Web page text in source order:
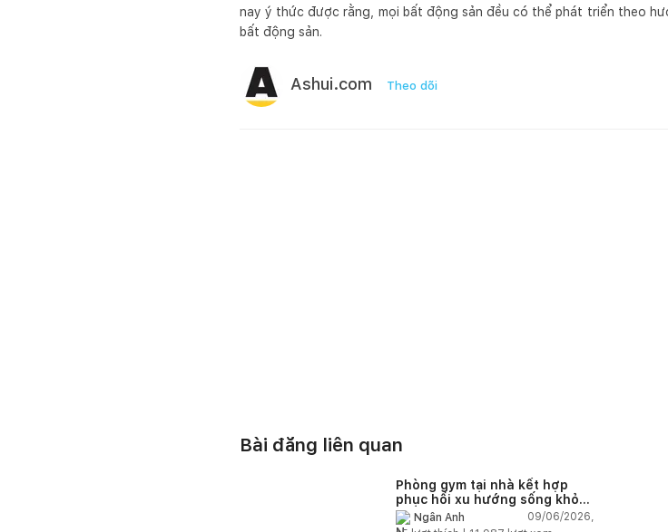
nay ý thức được rằng, mọi bất động sản đều có thể phát triển theo
bất động sản.
Ashui.com Theo dõi
Bài đăng liên quan
Phòng gym tại nhà kết hợp
phục hồi xu hướng sống khỏe
trong nhà hiện đại
Ngân Anh
09/06/2026,